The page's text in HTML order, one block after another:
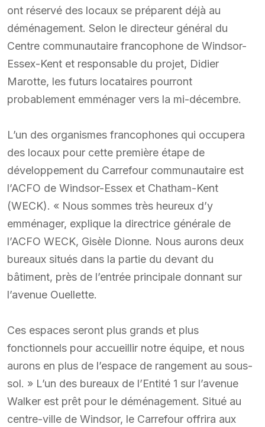
ont réservé des locaux se préparent déjà au
déménagement. Selon le directeur général du
Centre communautaire francophone de Windsor-
Essex-Kent et responsable du projet, Didier
Marotte, les futurs locataires pourront
probablement emménager vers la mi-décembre.
L’un des organismes francophones qui occupera
des locaux pour cette première étape de
développement du Carrefour communautaire est
l’ACFO de Windsor-Essex et Chatham-Kent
(WECK). « Nous sommes très heureux d’y
emménager, explique la directrice générale de
l’ACFO WECK, Gisèle Dionne. Nous aurons deux
bureaux situés dans la partie du devant du
bâtiment, près de l’entrée principale donnant sur
l’avenue Ouellette.
Ces espaces seront plus grands et plus
fonctionnels pour accueillir notre équipe, et nous
aurons en plus de l’espace de rangement au sous-
sol. » L’un des bureaux de l’Entité 1 sur l’avenue
Walker est prêt pour le déménagement. Situé au
centre-ville de Windsor, le Carrefour offrira aux